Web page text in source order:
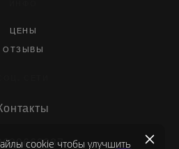
ЦЕНЫ
ОТЗЫВЫ
cookie чтобы улучшить